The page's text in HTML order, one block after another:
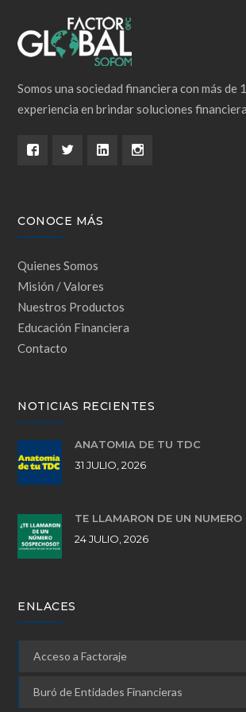
Somos una sociedad financiera con más de
experiencia en brindar soluciones
CONOCE MÁS
Quienes Somos
Misión / Valores
Nuestros Productos
Educación Financiera
Contacto
NOTICIAS RECIENTES
ANATOMÍA DE TU TDC
31 JULIO, 2026
TE LLAMARON DE UN NÚMERO
24 JULIO, 2026
ENLACES
Acceso a Factoraje
Buró de Entidades Financieras